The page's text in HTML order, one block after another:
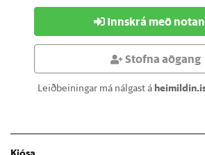
Innskrá með
Stofna aðgang
Leiðbeiningar má nálgast á